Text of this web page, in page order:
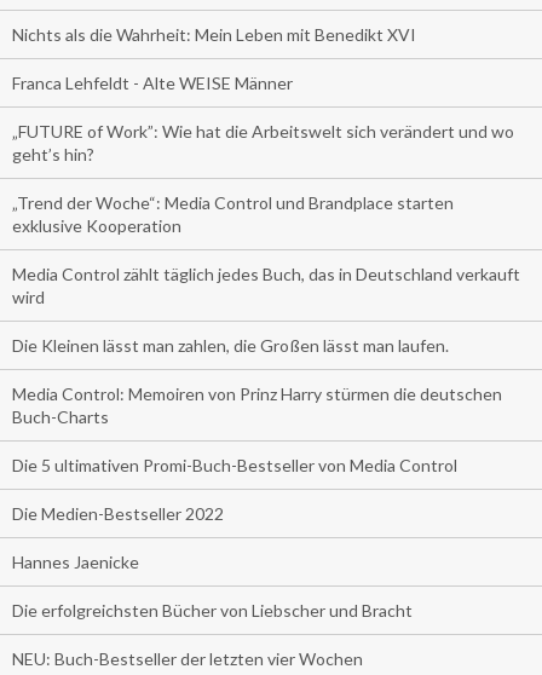
Nichts als die Wahrheit: Mein Leben mit Benedikt XVI
Franca Lehfeldt - Alte WEISE Männer
„FUTURE of Work”: Wie hat die Arbeitswelt sich verändert und wo
geht’s hin?
„Trend der Woche“: Media Control und Brandplace starten
exklusive Kooperation
Media Control zählt täglich jedes Buch, das in Deutschland verkauft
wird
Die Kleinen lässt man zahlen, die Großen lässt man laufen.
Media Control: Memoiren von Prinz Harry stürmen die deutschen
Buch-Charts
Die 5 ultimativen Promi-Buch-Bestseller von Media Control
Die Medien-Bestseller 2022
Hannes Jaenicke
Die erfolgreichsten Bücher von Liebscher und Bracht
NEU: Buch-Bestseller der letzten vier Wochen